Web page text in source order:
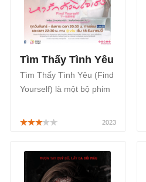
Tìm Thấy Tình Yêu
Tìm Thấy Tình Yêu (Find
Yourself) là một bộ phim
tâm lý, tình cảm được
Hạnh Phúc, sẽ phát sóng
vào lúc 21h Thứ 2, Thứ 3